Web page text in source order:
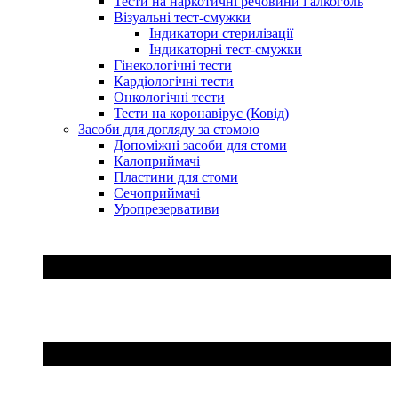
Візуальні тест-смужки
Індикатори стерилізації
Індикаторні тест-смужки
Гінекологічні тести
Кардіологічні тести
Онкологічні тести
Тести на коронавірус (Ковід)
Засоби для догляду за стомою
Допоміжні засоби для стоми
Калоприймачі
Пластини для стоми
Сечоприймачі
Уропрезервативи